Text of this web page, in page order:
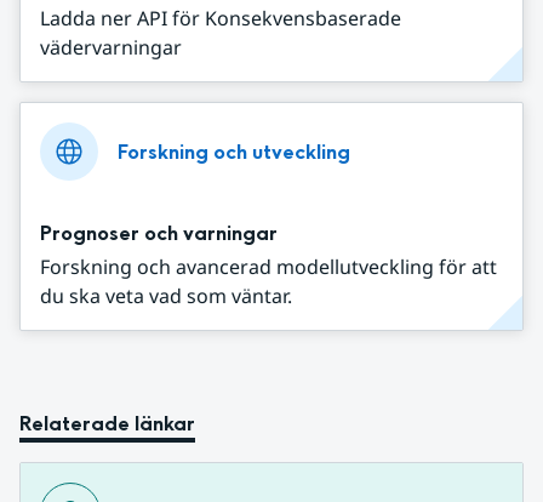
Ladda ner API för Konsekvensbaserade
vädervarningar
Forskning och utveckling
Prognoser och varningar
Forskning och avancerad modellutveckling för att
du ska veta vad som väntar.
Relaterade länkar